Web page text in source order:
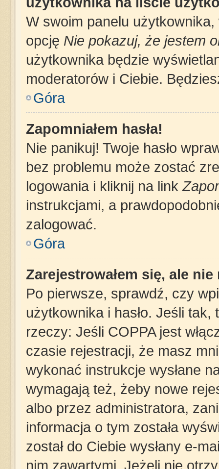
W swoim panelu
opcję Nie pokazuj, że jestem
użytkownika będzie
moderatorów i Ciebie.
Góra
Zapomniałem hasła!
Nie panikuj! Twoje hasło
bez problemu może zostać
logowania i kliknij na link
instrukcjami, a
zalogować.
Góra
Zarejestrowałem się, ale
Po pierwsze, sprawdź, czy
użytkownika i hasło. Jeśli tak,
rzeczy: Jeśli COPPA jest
czasie rejestracji, że masz
wykonać instrukcje wysłane
wymagają też, żeby nowe
albo przez administratora,
informacja o tym została
został do Ciebie wysłany e-
nim zawartymi. Jeżeli nie